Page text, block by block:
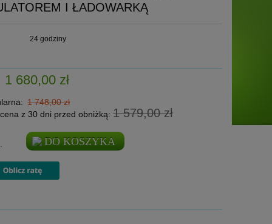
I ŁADOWARKĄ
24 godziny
1 680,00 zł
1 748,00 zł
z 30 dni przed obniżką:1 579,00 zł
DO KOSZYKA